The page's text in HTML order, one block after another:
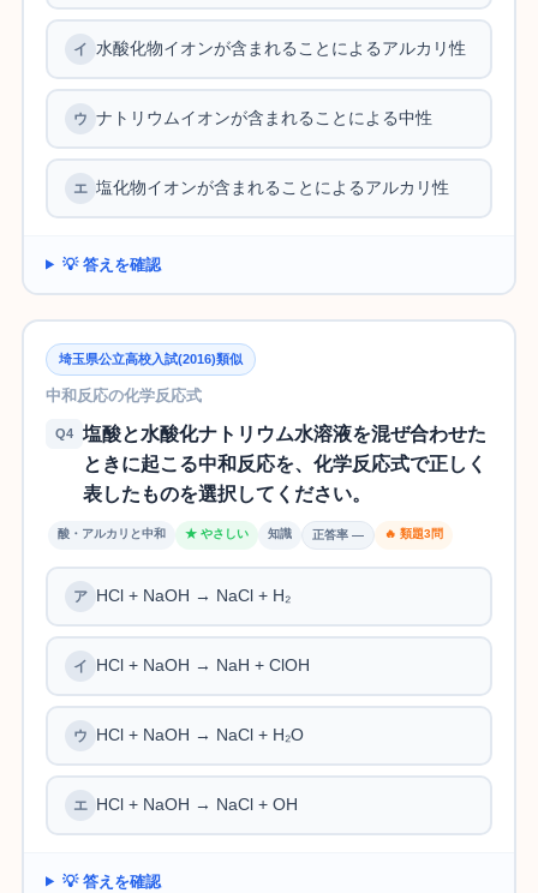
水酸化物イオンが含まれることによるアルカリ性
ナトリウムイオンが含まれることによる中性
塩化物イオンが含まれることによるアルカリ性
💡 答えを確認
埼玉県公立高校入試(2016)類似
中和反応の化学反応式
Q4
塩酸と水酸化ナトリウム水溶液を混ぜ合わせた
ときに起こる中和反応を、化学反応式で正しく
表したものを選択してください。
酸・アルカリと中和 ★ やさしい 知識 正答率 — 🔥 類題3問
HCl + NaOH → NaCl + H₂
HCl + NaOH → NaH + ClOH
HCl + NaOH → NaCl + H₂O
HCl + NaOH → NaCl + OH
💡 答えを確認